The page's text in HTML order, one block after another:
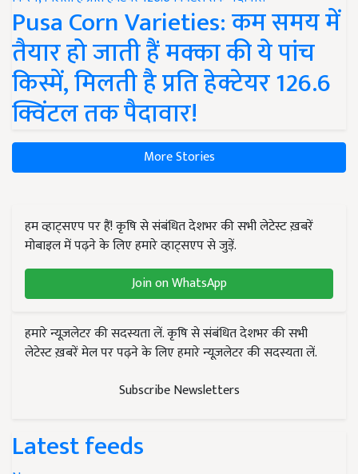
Pusa Corn Varieties: कम समय में
तैयार हो जाती हैं मक्का की ये पांच
किस्में, मिलती है प्रति हेक्टेयर 126.6
क्विंटल तक पैदावार!
More Stories
हम व्हाट्सएप पर हैं! कृषि से संबंधित देशभर की सभी लेटेस्ट ख़बरें
मोबाइल में पढ़ने के लिए हमारे व्हाट्सएप से जुड़ें.
Join on WhatsApp
हमारे न्यूज़लेटर की सदस्यता लें. कृषि से संबंधित देशभर की सभी
लेटेस्ट ख़बरें मेल पर पढ़ने के लिए हमारे न्यूज़लेटर की सदस्यता लें.
Subscribe Newsletters
Latest feeds